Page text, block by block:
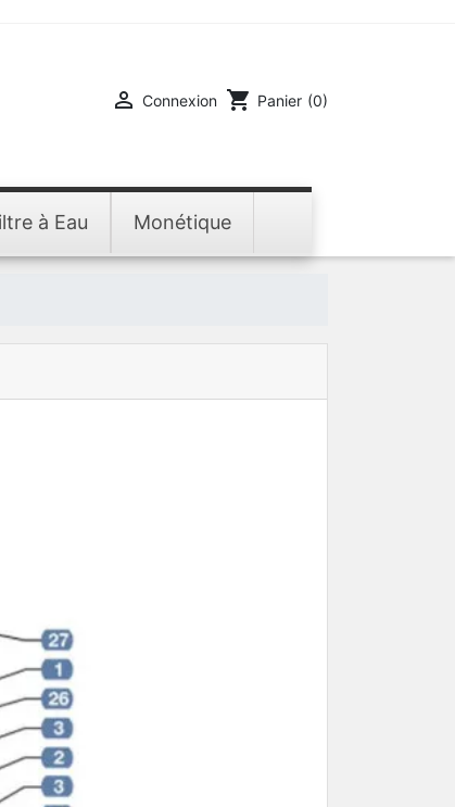
 Connexion shopping_cart Panier (0)
à Eau Monétique